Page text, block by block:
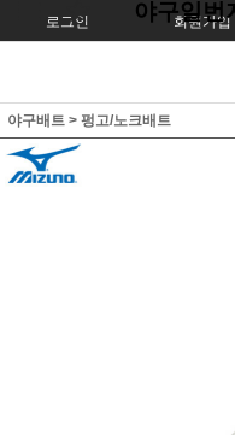
로그인 회원가입
야구일
야구배트 > 펑고/노크배트